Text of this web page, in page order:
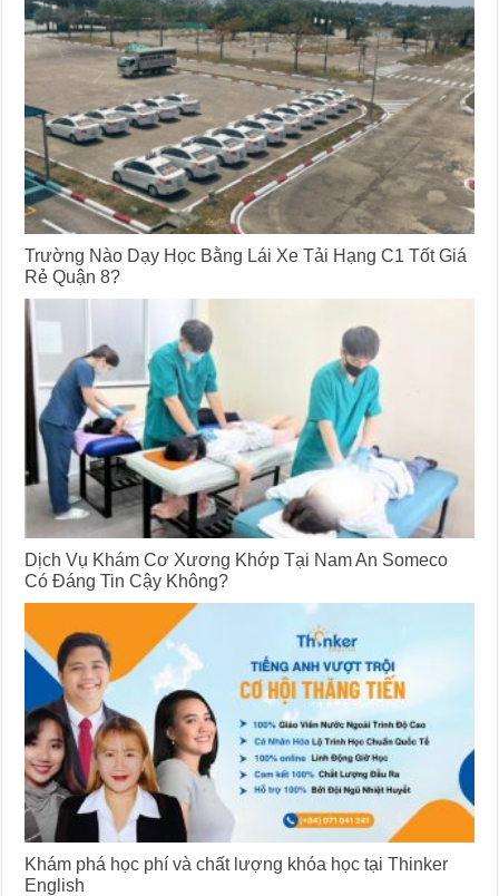
Trường Nào Dạy Học Bằng Lái Xe Tải Hạng C1 Tốt Giá
Rẻ Quận 8?
Dịch Vụ Khám Cơ Xương Khớp Tại Nam An Someco
Có Đáng Tin Cậy Không?
Khám phá học phí và chất lượng khóa học tại Thinker
English